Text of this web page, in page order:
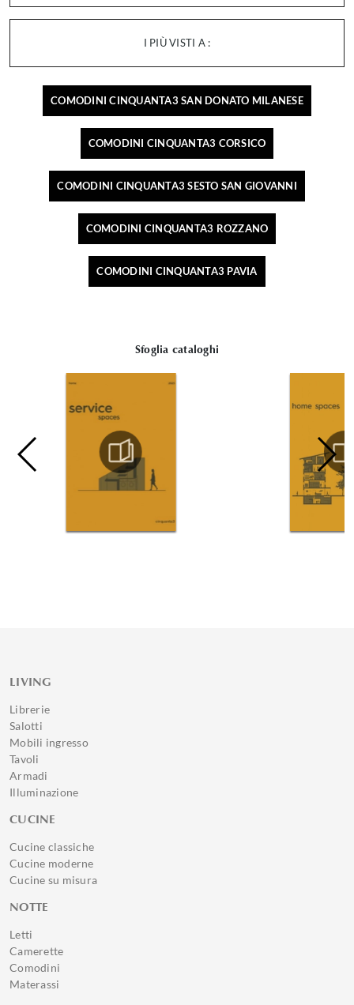
I PIÙ VISTI A :
COMODINI CINQUANTA3 SAN DONATO MILANESE
COMODINI CINQUANTA3 CORSICO
COMODINI CINQUANTA3 SESTO SAN GIOVANNI
COMODINI CINQUANTA3 ROZZANO
COMODINI CINQUANTA3 PAVIA
Sfoglia cataloghi
LIVING
Librerie
Salotti
Mobili ingresso
Tavoli
Armadi
Illuminazione
CUCINE
Cucine classiche
Cucine moderne
Cucine su misura
NOTTE
Letti
Camerette
Comodini
Materassi